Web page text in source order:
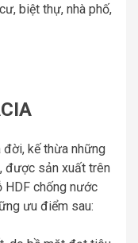
biệt thự, nhà phố,
kế thừa những
được sản xuất trên
HDF chống nước
ưu điểm sau: